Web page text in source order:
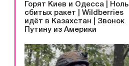
Горят Киев и Одесса | Ноль
сбитых ракет | Wildberries
идёт в Казахстан | Звонок
Путину из Америки